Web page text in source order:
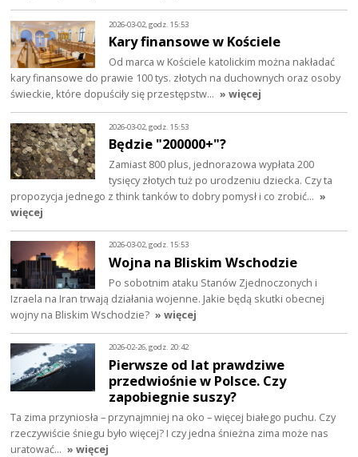
2026-03-02, godz. 15:53
Kary finansowe w Kościele
Od marca w Kościele katolickim można nakładać
kary finansowe do prawie 100 tys. złotych na duchownych oraz osoby
świeckie, które dopuściły się przestępstw… » więcej
2026-03-02, godz. 15:53
Będzie "200000+"?
Zamiast 800 plus, jednorazowa wypłata 200
tysięcy złotych tuż po urodzeniu dziecka. Czy ta
propozycja jednego z think tanków to dobry pomysł i co zrobić… »
więcej
2026-03-02, godz. 15:53
Wojna na Bliskim Wschodzie
Po sobotnim ataku Stanów Zjednoczonych i
Izraela na Iran trwają działania wojenne. Jakie będą skutki obecnej
wojny na Bliskim Wschodzie? » więcej
2026-02-26, godz. 20:42
Pierwsze od lat prawdziwe
przedwiośnie w Polsce. Czy
zapobiegnie suszy?
Ta zima przyniosła – przynajmniej na oko – więcej białego puchu. Czy
rzeczywiście śniegu było więcej? I czy jedna śnieżna zima może nas
uratować… » więcej